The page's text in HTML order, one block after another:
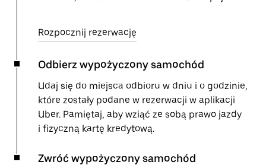
Rozpocznij rezerwację
Odbierz wypożyczony samochód
Udaj się do miejsca odbioru w dniu i o godzinie,
które zostały podane w rezerwacji w aplikacji
Uber. Pamiętaj, aby wziąć ze sobą prawo jazdy
i fizyczną kartę kredytową.
Zwróć wypożyczony samochód